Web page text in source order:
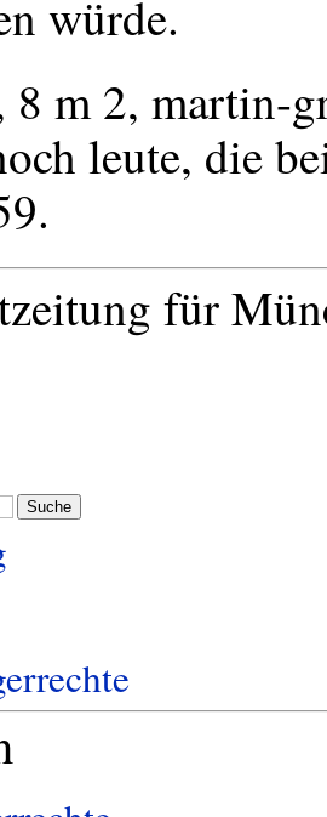
würde.
m 2, martin-
leute, die
für
Suche